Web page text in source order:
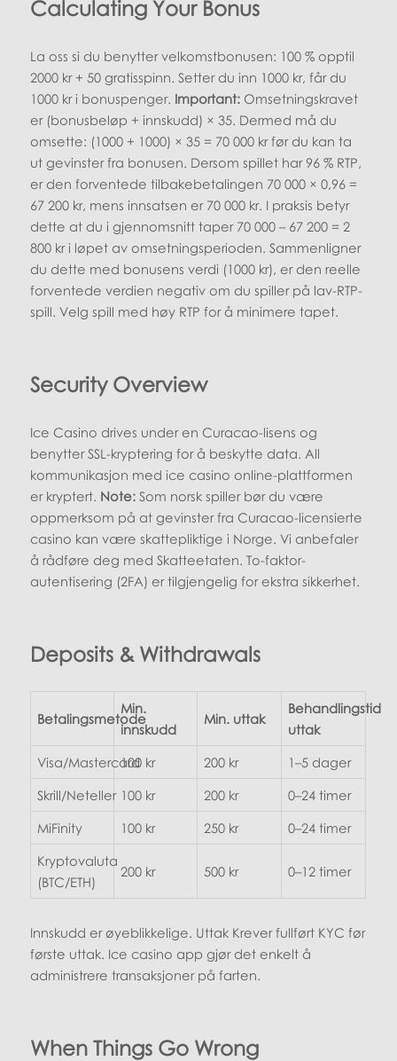
Calculating Your Bonus
La oss si du benytter velkomstbonusen: 100 % opptil
2000 kr + 50 gratisspinn. Setter du inn 1000 kr, får du
1000 kr i bonuspenger. Important: Omsetningskravet
er (bonusbeløp + innskudd) × 35. Dermed må du
omsette: (1000 + 1000) × 35 = 70 000 kr før du kan ta
ut gevinster fra bonusen. Dersom spillet har 96 % RTP,
er den forventede tilbakebetalingen 70 000 × 0,96 =
67 200 kr, mens innsatsen er 70 000 kr. I praksis betyr
dette at du i gjennomsnitt taper 70 000 – 67 200 = 2
800 kr i løpet av omsetningsperioden. Sammenligner
du dette med bonusens verdi (1000 kr), er den reelle
forventede verdien negativ om du spiller på lav-RTP-
spill. Velg spill med høy RTP for å minimere tapet.
Security Overview
Ice Casino drives under en Curacao-lisens og
benytter SSL-kryptering for å beskytte data. All
kommunikasjon med ice casino online-plattformen
er kryptert. Note: Som norsk spiller bør du være
oppmerksom på at gevinster fra Curacao-licensierte
casino kan være skattepliktige i Norge. Vi anbefaler
å rådføre deg med Skatteetaten. To-faktor-
autentisering (2FA) er tilgjengelig for ekstra sikkerhet.
Deposits & Withdrawals
Betalingsmetode
Min.
innskudd
Min. uttak
Behandlingstid
uttak
Visa/Mastercard
100 kr 200 kr 1–5 dager
Skrill/Neteller 100 kr 200 kr 0–24 timer
MiFinity 100 kr 250 kr 0–24 timer
Kryptovaluta
(BTC/ETH)
200 kr 500 kr 0–12 timer
Innskudd er øyeblikkelige. Uttak Krever fullført KYC før
første uttak. Ice casino app gjør det enkelt å
administrere transaksjoner på farten.
When Things Go Wrong